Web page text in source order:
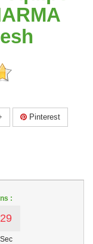
Pinterest
:
29
Sec